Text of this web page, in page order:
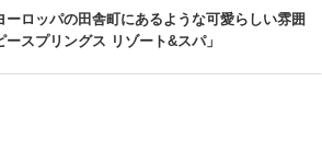
ーロッパの田舎町にあるような可愛らしい雰囲
ースプリングス リゾート&スパ」